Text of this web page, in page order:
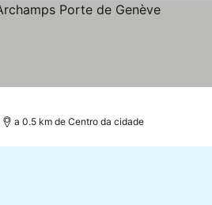
a 0.5 km de Centro da cidade